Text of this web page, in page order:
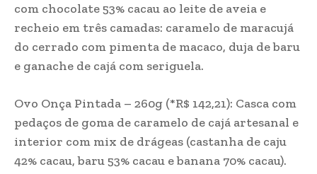
com chocolate 53% cacau ao leite de aveia e
recheio em três camadas: caramelo de maracujá
do cerrado com pimenta de macaco, duja de baru
e ganache de cajá com seriguela.
Ovo Onça Pintada – 260g (*R$ 142,21): Casca com
pedaços de goma de caramelo de cajá artesanal e
interior com mix de drágeas (castanha de caju
42% cacau, baru 53% cacau e banana 70% cacau).